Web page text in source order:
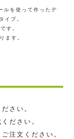
ルを使って作ったデ
イプ。
す。
ます。
さい。
ださい。
注文ください。